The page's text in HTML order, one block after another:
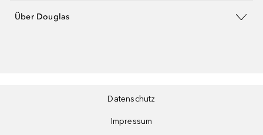
Über Douglas
Datenschutz
Impressum